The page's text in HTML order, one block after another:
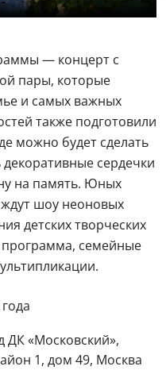
— концерт с
пары, которые
и самых важных
также подготовили
можно будет сделать
сердечки
на память. Юных
шоу неоновых
детских творческих
семейные
ДК «Московский»,
1, дом 49, Москва